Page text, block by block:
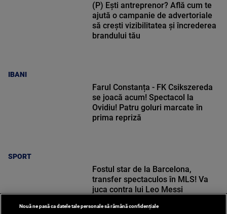
IBANI
(P) Ești antreprenor? Află cum te
ajută o campanie de advertoriale
să crești vizibilitatea și încrederea
brandului tău
SPORT
Farul Constanța - FK Csikszereda
se joacă acum! Spectacol la
Ovidiu! Patru goluri marcate în
prima repriză
Fostul star de la Barcelona,
transfer spectaculos în MLS! Va
juca contra lui Leo Messi
Nouă ne pasă ca datele tale personale să rămână confidențiale